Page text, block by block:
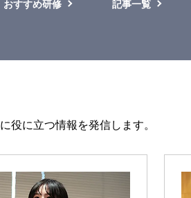
おすすめ研修 記事一覧
役に立つ情報を発信します。